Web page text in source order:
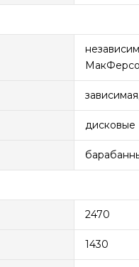
дисковые
2470
1430